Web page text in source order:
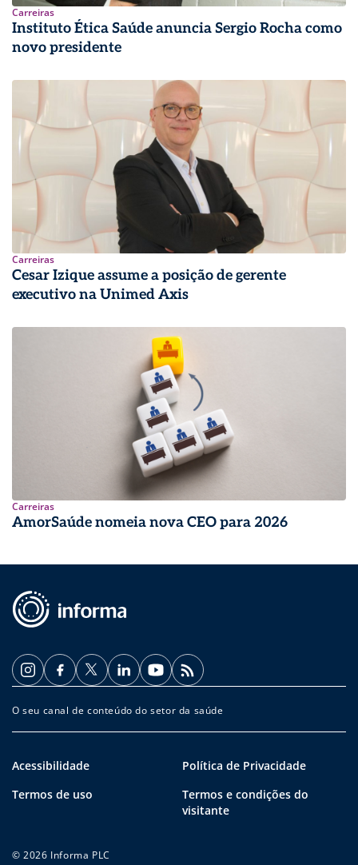
Carreiras
Instituto Ética Saúde anuncia Sergio Rocha como
novo presidente
Carreiras
Cesar Izique assume a posição de gerente
executivo na Unimed Axis
Carreiras
AmorSaúde nomeia nova CEO para 2026
O seu canal de conteúdo do setor da saúde
Acessibilidade
Política de Privacidade
Termos de uso
Termos e condições do
visitante
© 2026 Informa PLC